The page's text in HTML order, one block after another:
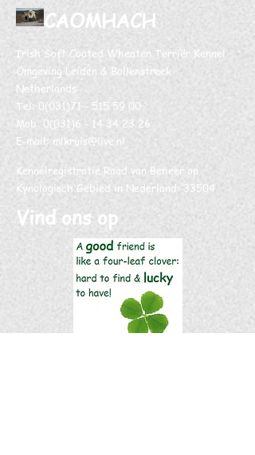
CAOMHACH
Irish Soft Coated Wheaten Terriër Kennel
Omgeving Leiden & Bollenstreek
Netherlands
Tel: 0(031)71 - 515 59 00
Mob: 0(031)6 - 14 34 23 26
E-mail: mlkruis@live.nl
Kennelregistratie Raad van Beheer op
Kynologisch Gebied in Nederland: 33504
Vind ons op